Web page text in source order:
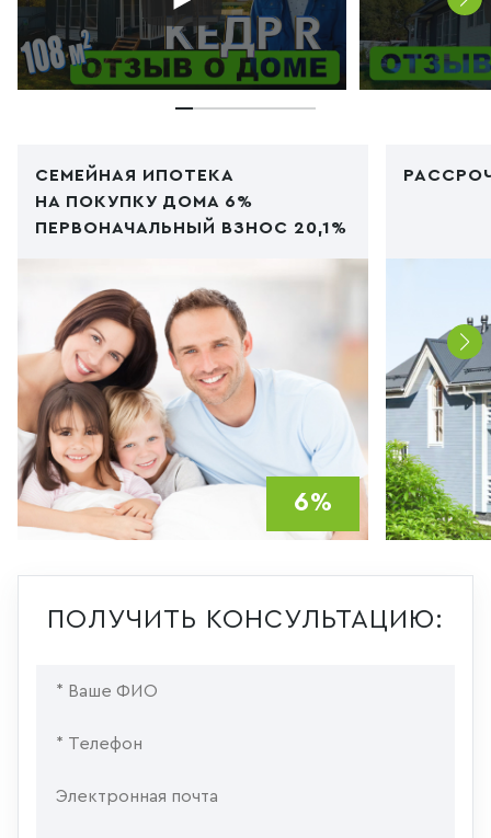
СЕМЕЙНАЯ ИПОТЕКА
НА ПОКУПКУ ДОМА 6%
ПЕРВОНАЧАЛЬНЫЙ ВЗНОС 20,1%
Код PHP/img/ipoteka1.jpg"
type="image/webp">
6%
ПОЛУЧИТЬ КОНСУЛЬТАЦИЮ: